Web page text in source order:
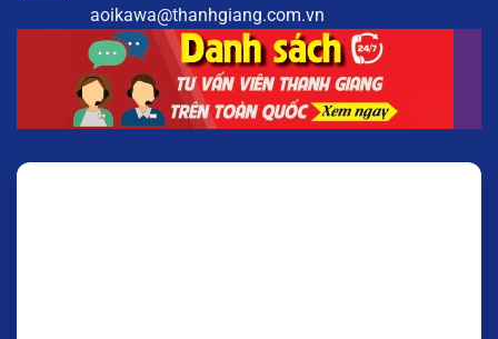
aoikawa@thanhgiang.com.vn